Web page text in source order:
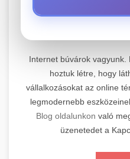
Professzionális
karbantartási
technikusaink
minden jelentős
📊 2.
Átfogó online
beleértve a SEO-t,
Internet búvárok vagyunk.
hoztuk létre, hogy
vállalkozásokat az online
legmodernebb
Blog oldalunkon való
üzenetedet a